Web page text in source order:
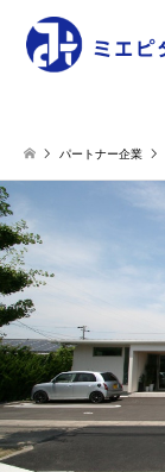
パートナー企業